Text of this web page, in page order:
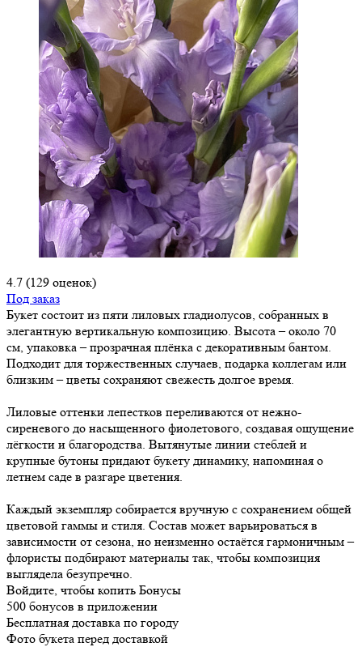
4.7 (129 оценок)
Под заказ
Букет состоит из пяти лиловых гладиолусов, собранных в
элегантную вертикальную композицию. Высота – около 70
см, упаковка – прозрачная плёнка с декоративным бантом.
Подходит для торжественных случаев, подарка коллегам или
близким – цветы сохраняют свежесть долгое время.
Лиловые оттенки лепестков переливаются от нежно-
сиреневого до насыщенного фиолетового, создавая ощущение
лёгкости и благородства. Вытянутые линии стеблей и
крупные бутоны придают букету динамику, напоминая о
летнем саде в разгаре цветения.
Каждый экземпляр собирается вручную с сохранением общей
цветовой гаммы и стиля. Состав может варьироваться в
зависимости от сезона, но неизменно остаётся гармоничным –
флористы подбирают материалы так, чтобы композиция
выглядела безупречно.
Войдите, чтобы копить Бонусы
500 бонусов в приложении
Бесплатная доставка по городу
Фото букета перед доставкой